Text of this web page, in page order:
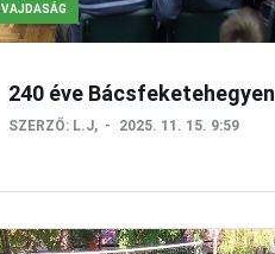
VAJDASÁG
240 éve Bácsfeketehegyen
SZERZŐ: L.J, 2025. 11. 15. 9:59